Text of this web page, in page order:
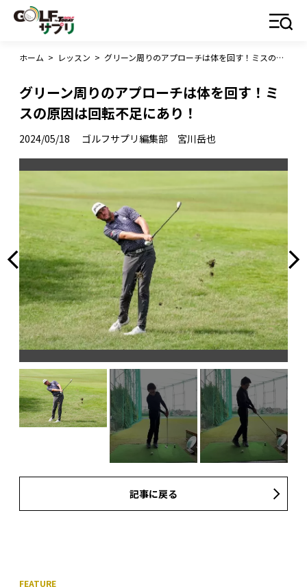
ホーム > レッスン > グリーン周りのアプローチは体を回す！ミスの原因は回転不足にあり！
グリーン周りのアプローチは体を回す！ミ
スの原因は回転不足にあり！
2024/05/18 ゴルフサプリ編集部 宮川岳也
記事に戻る